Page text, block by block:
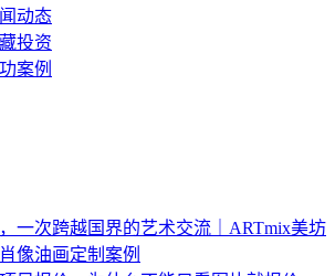
动态
投资
案例
一次跨越国界的艺术交流｜ARTmix美坊
像油画定制案例